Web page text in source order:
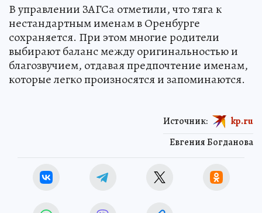
В управлении ЗАГСа отметили, что тяга к
нестандартным именам в Оренбурге
сохраняется. При этом многие родители
выбирают баланс между оригинальностью и
благозвучием, отдавая предпочтение именам,
которые легко произносятся и запоминаются.
Евгения Богданова
Источник: kp.ru